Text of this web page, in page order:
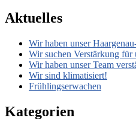
Aktuelles
Wir haben unser
Wir suchen Verstärkung für
Wir haben unser Team
Wir sind klimatisiert!
Frühlingserwachen
Kategorien